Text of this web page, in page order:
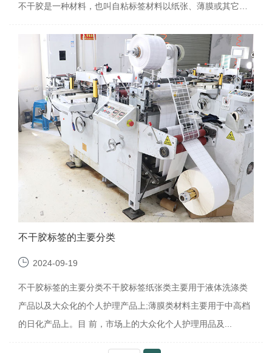
不干胶是一种材料，也叫自粘标签材料以纸张、薄膜或其它
不干胶标签的主要分类
2024-09-19
不干胶标签的主要分类不干胶标签纸张类主要用于液体洗涤类
产品以及大众化的个人护理产品上;薄膜类材料主要用于中高档
的日化产品上。目 前，市场上的大众化个人护理用品及...